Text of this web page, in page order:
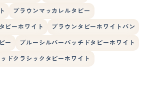
ブラウンマッカレルタビー
ビーホワイト ブラウンタビーホワイトバン
ー ブルーシルバーパッチドタビーホワイト
ッドクラシックタビーホワイト